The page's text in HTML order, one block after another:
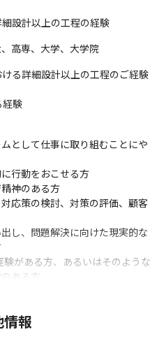
設計以上の工程の経験
高専、大学、大学院
る詳細設計以上の工程のご経験
験
として仕事に取り組むことにや
行動をおこせる方
神のある方
応策の検討、対策の評価、顧客
し、問題解決に向けた現実的な
験がある方、あるいはそのような
ある方
報